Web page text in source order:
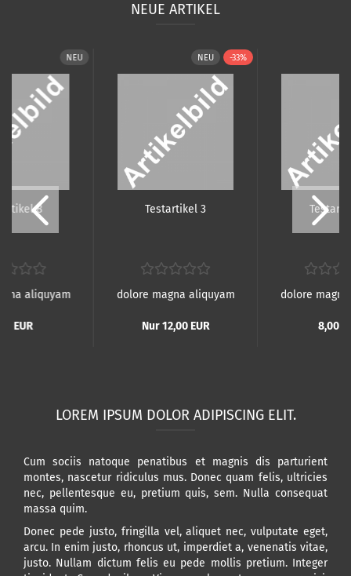
NEUE ARTIKEL
NEU
8
aliquyam
EUR
NEU -33%
Te­st­ar­ti­kel 3
dolore magna aliquyam
Nur 12,00 EUR
dolore
8,00
LOREM IPSUM DOLOR ADIPISCING ELIT.
Cum sociis natoque penatibus et magnis dis parturient
montes, nascetur ridiculus mus. Donec quam felis, ultricies
nec, pellentesque eu, pretium quis, sem. Nulla consequat
massa quim.
Donec pede justo, fringilla vel, aliquet nec, vulputate eget,
arcu. In enim justo, rhoncus ut, imperdiet a, venenatis vitae,
justo. Nullam dictum felis eu pede mollis pretium. Integer